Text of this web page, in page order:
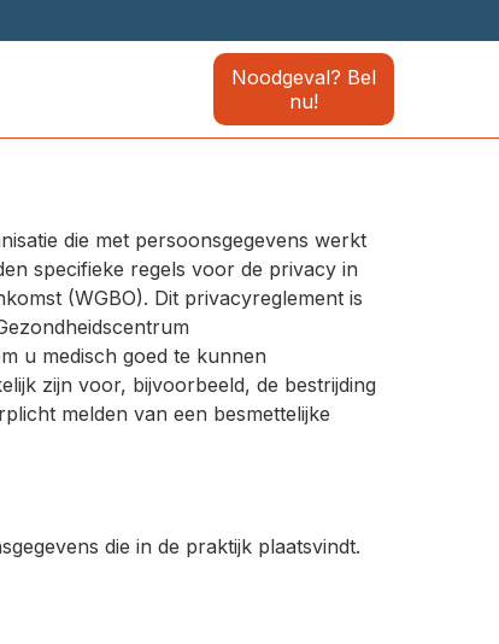
Noodgeval? Bel
nu!
die met persoonsgegevens werkt
specifieke regels voor de privacy in
(WGBO). Dit privacyreglement is
u medisch goed te kunnen
zijn voor, bijvoorbeeld, de bestrijding
melden van een besmettelijke
die in de praktijk plaatsvindt.